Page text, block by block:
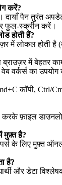
करें?
दायाँ पैन तुरंत
फुल‑स्क्रीन करें।
होती हैं?
में लोकल होती है
में बेहतर
वर्कर्स का उपयोग
कॉपी, Ctrl/
करके फ़ाइल
मुफ़्त है?
के लिए मुफ़्त
है?
और डेटा